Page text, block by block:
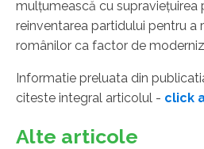
mulţumească cu supravieţuirea
reinventarea partidului pentru a
românilor ca factor de
Informatie preluata din
citeste integral articolul - click
Alte articole